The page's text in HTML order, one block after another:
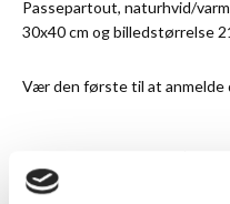
Passepartout, naturhvid/
30x40 cm og billedstørrelse
Vær den første til at